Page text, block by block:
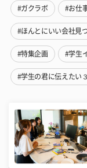
#ガクラボ #お仕
#ほんとにいい会社見
#特集企画 #学生
#学生の君に伝えたい